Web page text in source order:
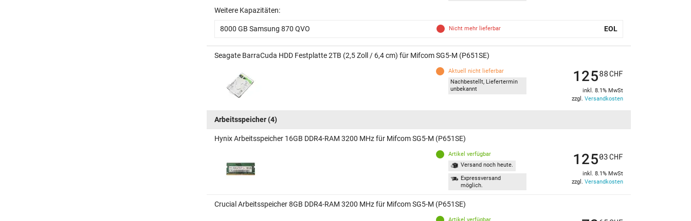
Weitere Kapazitäten:
8000 GB Samsung 870 QVO Nicht mehr lieferbar EOL
Seagate BarraCuda HDD Festplatte 2TB (2,5 Zoll / 6,4 cm) für Mifcom SG5-M (P651SE)
Aktuell nicht lieferbar
Nachbestellt, Liefertermin
unbekannt
12588CHF
inkl. 8.1% MwSt
zzgl. Versandkosten
Arbeitsspeicher(4)
Hynix Arbeitsspeicher 16GB DDR4-RAM 3200 MHz für Mifcom SG5-M (P651SE)
Artikel verfügbar
Versand noch heute.
Expressversand
möglich.
12503CHF
inkl. 8.1% MwSt
zzgl. Versandkosten
Crucial Arbeitsspeicher 8GB DDR4-RAM 3200 MHz für Mifcom SG5-M (P651SE)